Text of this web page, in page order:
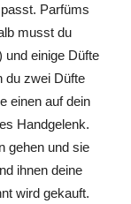
Parfüms
musst du
und einige Düfte
du zwei Düfte
einen auf dein
Handgelenk.
gehen und sie
ihnen deine
wird gekauft.